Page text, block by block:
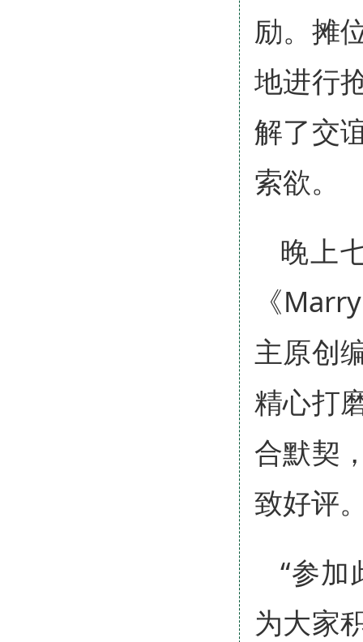
励。摊
地进行
解了交
索欲。
晚上
《
主原创
精心打
合默契
致好评
“参
为大家